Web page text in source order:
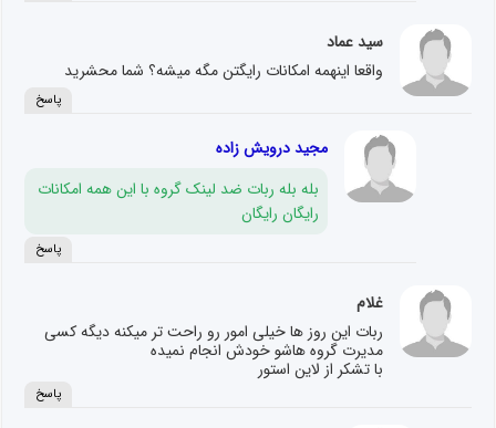
سید عماد
واقعا اینهمه امکانات رایگتن مگه میشه؟ شما محشرید
پاسخ
مجید درویش زاده
بله بله ربات ضد لینک گروه با این همه امکانات
رایگان رایگان
پاسخ
غلام
ربات این روز ها خیلی امور رو راحت تر میکنه دیگه کسی
مدیرت گروه هاشو خودش انجام نمیده
با تشکر از لاین استور
پاسخ